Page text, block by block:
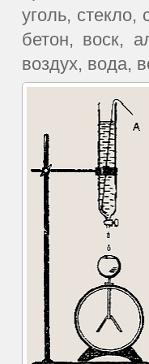
уголь, стекло,
бетон, воск,
воздух, вода,